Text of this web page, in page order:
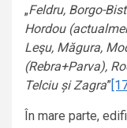
„Feldru, Borgo-
Hordou
Leşu, Măgura,
(Rebra+Parva),
Telciu și Zagra”
În mare parte,